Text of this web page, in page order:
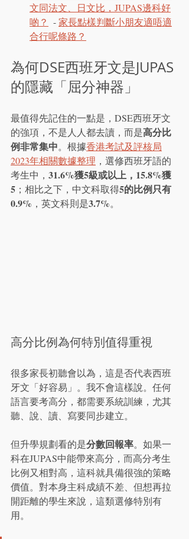
文同法文、日文比，JUPAS邊科好
啲？
  -
家長點樣判斷小朋友適唔適
合行呢條路？
為何DSE西班牙文是JUPAS
的隱藏「屈分神器」
最值得先記住的一點是，DSE西班牙文
的強項，不是人人都去讀，而是高分比
例非常集中。根據香港考試及評核局
2023年相關數據整理 ，選修西班牙語的
考生中， 31.6%獲5級或以上，15.8%獲
5 ；相比之下，中文科取得5的比例只有
0.9% ，英文科則是3.7%。
高分比例為何特別值得重視
很多家長初聽會以為，這是否代表西班
牙文「好容易」。我不會這樣說。任何
語言要考高分，都需要系統訓練，尤其
聽、說、讀、寫要同步建立。
但升學規劃看的是分數回報率。如果一
科在JUPAS中能帶來高分，而高分考生
比例又相對高，這科就具備很強的策略
價值。對本身主科成績不差、但想再拉
開距離的學生來說，這類選修特別有
用。